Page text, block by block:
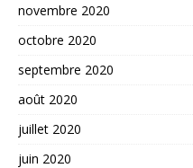
novembre 2020
octobre 2020
septembre 2020
août 2020
juillet 2020
juin 2020